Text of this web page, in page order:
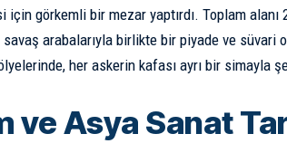
için görkemli bir mezar yaptırdı. Toplam
savaş arabalarıyla birlikte bir piyade ve süvari
her askerin kafası ayrı bir simayla
ve Asya Sanat